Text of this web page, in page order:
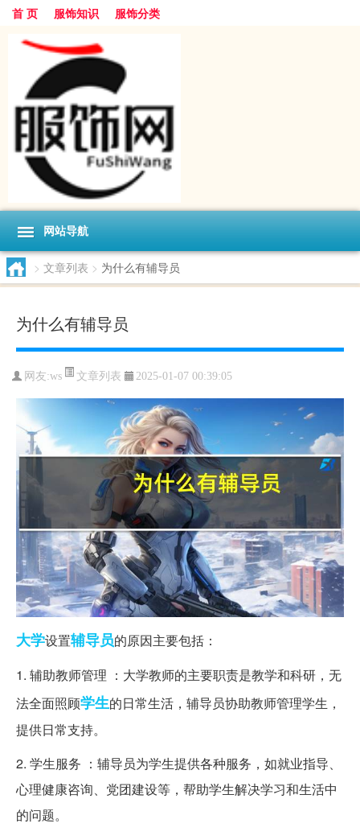
首 页 服饰知识 服饰分类
网站导航
> 文章列表 > 为什么有辅导员
为什么有辅导员
网友:ws 文章列表 2025-01-07 00:39:05
大学设置辅导员的原因主要包括：
1. 辅助教师管理 ：大学教师的主要职责是教学和科研，无
法全面照顾学生的日常生活，辅导员协助教师管理学生，
提供日常支持。
2. 学生服务 ：辅导员为学生提供各种服务，如就业指导、
心理健康咨询、党团建设等，帮助学生解决学习和生活中
的问题。